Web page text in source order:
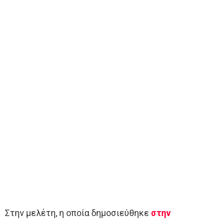
Στην μελέτη, η οποία δημοσιεύθηκε στην